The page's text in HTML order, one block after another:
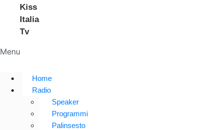
Kiss
Italia
Tv
Menu
Home
Radio
Speaker
Programmi
Palinsesto